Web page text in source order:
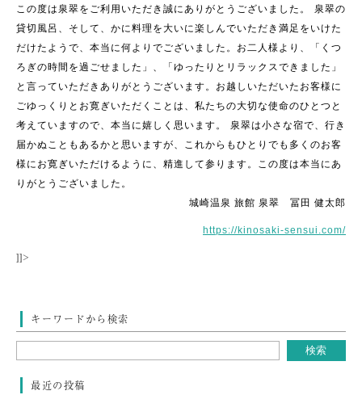
この度は泉翠をご利用いただき誠にありがとうございました。
泉翠の
貸切風呂、そして、かに料理を大いに楽しんでいただき満足をいけた
だけたようで、本当に何よりでございました。お二人様より、「くつ
ろぎの時間を過ごせました」、「ゆったりとリラックスできました」
と言っていただきありがとうございます。お越しいただいたお客様に
ごゆっくりとお寛ぎいただくことは、私たちの大切な使命のひとつと
考えていますので、本当に嬉しく思います。
泉翠は小さな宿で、行き
届かぬこともあるかと思いますが、これからもひとりでも多くのお客
様にお寛ぎいただけるように、精進して参ります。この度は本当にあ
りがとうございました。
城崎温泉 旅館 泉翠 冨田 健太郎
https://kinosaki-sensui.com/
]]>
キーワードから検索
最近の投稿